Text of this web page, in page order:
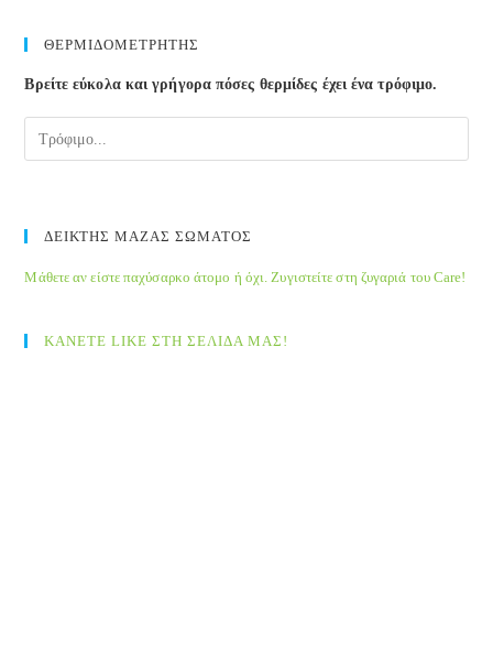
ΘΕΡΜΙΔΟΜΕΤΡΗΤΗΣ
Βρείτε εύκολα και γρήγορα πόσες θερμίδες έχει ένα τρόφιμο.
ΔΕΙΚΤΗΣ ΜΑΖΑΣ ΣΩΜΑΤΟΣ
Μάθετε αν είστε παχύσαρκο άτομο ή όχι. Ζυγιστείτε στη ζυγαριά του Care!
ΚΑΝΕΤΕ LIKE ΣΤΗ ΣΕΛΙΔΑ ΜΑΣ!